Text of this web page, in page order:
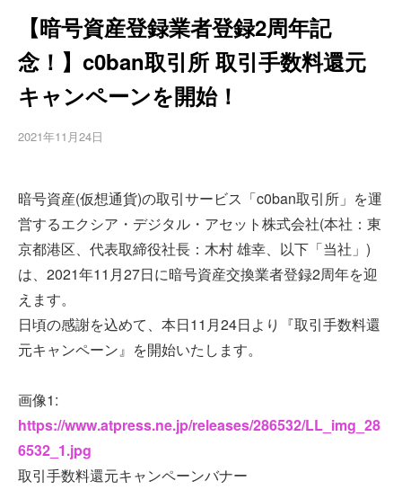
【暗号資産登録業者登録2周年記
念！】c0ban取引所 取引手数料還元
キャンペーンを開始！
2021年11月24日
暗号資産(仮想通貨)の取引サービス「c0ban取引所」を運
営するエクシア・デジタル・アセット株式会社(本社：東
京都港区、代表取締役社長：木村 雄幸、以下「当社」)
は、2021年11月27日に暗号資産交換業者登録2周年を迎
えます。
日頃の感謝を込めて、本日11月24日より『取引手数料還
元キャンペーン』を開始いたします。
画像1:
https://www.atpress.ne.jp/releases/286532/LL_img_28
6532_1.jpg
取引手数料還元キャンペーンバナー